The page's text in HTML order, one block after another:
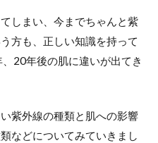
しまい、今までちゃんと紫
方も、正しい知識を持って
20年後の肌に違いが出てき
紫外線の種類と肌への影響
などについてみていきまし